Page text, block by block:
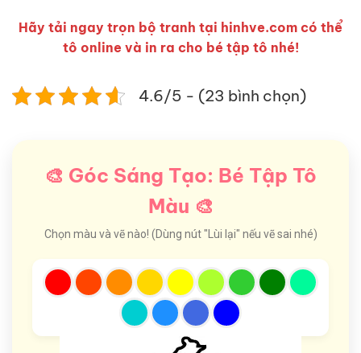
Hãy tải ngay trọn bộ tranh tại hinhve.com có thể
tô online và in ra cho bé tập tô nhé!
4.6/5 - (23 bình chọn)
🎨 Góc Sáng Tạo: Bé Tập Tô
Màu 🎨
Chọn màu và vẽ nào! (Dùng nút "Lùi lại" nếu vẽ sai nhé)